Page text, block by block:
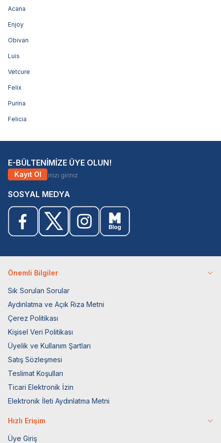
Acana
Enjoy
Obivan
Luis
Vetcure
Felix
Purina
Felicia
E-BÜLTENİMİZE ÜYE OLUN!
Kayıt Ol
SOSYAL MEDYA
Önemli Bilgiler
Sık Sorulan Sorular
Aydınlatma ve Açık Rıza Metni
Çerez Politikası
Kişisel Veri Politikası
Üyelik ve Kullanım Şartları
Satış Sözleşmesi
Teslimat Koşulları
Ticari Elektronik İzin
Elektronik İleti Aydınlatma Metni
Hızlı Erişim
Üye Giriş